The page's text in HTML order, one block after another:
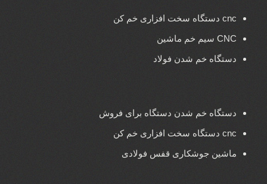
cnc دستگاه سخت افزاری خم کن
CNC سیم خم ماشین
دستگاه خم شدن فولاد
دستگاه خم شدن دستگاه برای فروش
cnc دستگاه سخت افزاری خم کن
ماشین جوشکاری قفس فولادی